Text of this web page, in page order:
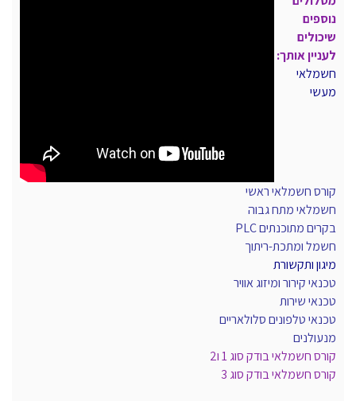
נוספים
שיכולים
לעניין אותך:
חשמלאי
מעשי
קורס חשמלאי ראשי
חשמלאי מתח גבוה
בקרים מתוכנתים PLC
חשמל ומתכת-ריתוך
מיגון ותקשורת
טכנאי קירור ומיזוג אוויר
טכנאי שירות
טכנאי טלפונים סלולאריים
מנעולנים
קורס חשמלאי בודק סוג 1 ו2
קורס חשמלאי בודק סוג 3